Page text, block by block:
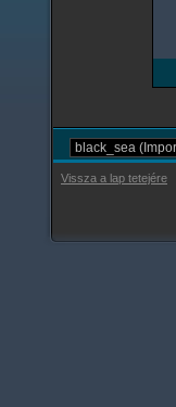
Vissza a lap tetejére